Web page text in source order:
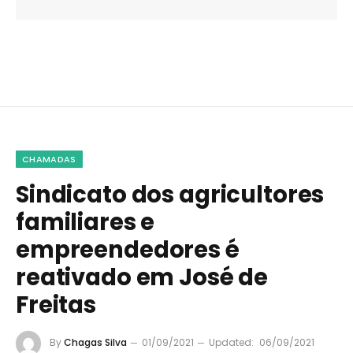
CHAMADAS
Sindicato dos agricultores
familiares e
empreendedores é
reativado em José de
Freitas
ByChagas Silva 01/09/2021 Updated: 06/09/2021